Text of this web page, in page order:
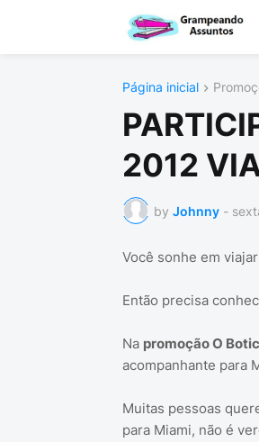
Página inicial
2012
by Johnny -
Você sonhe em
Então precisa
Na promoção O
acompanhante para
Muitas pessoas
para Miami, não é